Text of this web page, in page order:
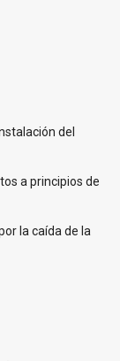
del
a principios de
la caída de la